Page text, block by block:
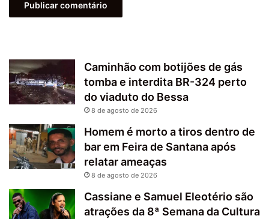
Caminhão com botijões de gás
tomba e interdita BR-324 perto
do viaduto do Bessa
8 de agosto de 2026
Homem é morto a tiros dentro de
bar em Feira de Santana após
relatar ameaças
8 de agosto de 2026
Cassiane e Samuel Eleotério são
atrações da 8ª Semana da Cultura